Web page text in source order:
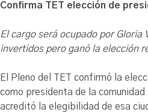
Confirma TET elección de
El cargo será ocupado por
invertidospero ganó la elección
El Pleno del TET confirmó la
como presidenta de la
acreditó la elegibilidad de esa